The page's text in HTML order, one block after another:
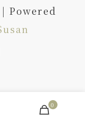
Powered
0